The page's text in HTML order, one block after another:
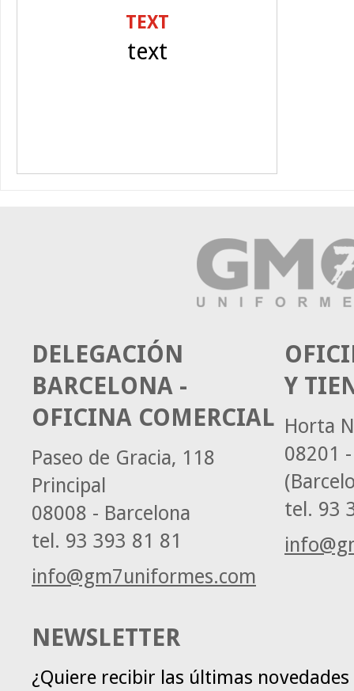
TEXT
text
Y
Horta
08201
tel. 93
DELEGACIÓN
BARCELONA -
OFICINA COMERCIAL
Paseo de Gracia, 118
Principal
08008 - Barcelona
tel. 93 393 81 81
info@gm7uniformes.com
NEWSLETTER
¿Quiere recibir las últimas